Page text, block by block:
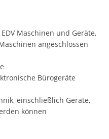
Maschinen und Geräte,
angeschlossen
Bürogeräte
einschließlich Geräte,
können